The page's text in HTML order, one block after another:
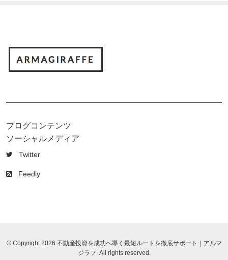
ブログコンテンツ
ソーシャルメディア
Twitter
Feedly
© Copyright 2026 不動産投資を成功へ導く最短ルートを徹底サポート｜アルマ
ジラフ. All rights reserved.